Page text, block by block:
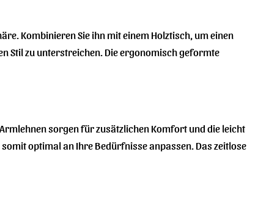
Kombinieren Sie ihn mit einem Holztisch, um einen
Stil zu unterstreichen. Die ergonomisch geformte
sorgen für zusätzlichen Komfort und die leicht
optimal an Ihre Bedürfnisse anpassen. Das zeitlose